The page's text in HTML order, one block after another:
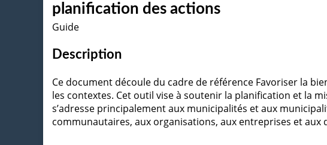
planification des actions
Guide
Description
Ce document découle du cadre de référence Favoriser la
les contextes. Cet outil vise à soutenir la planification et la
s’adresse principalement aux municipalités et aux
communautaires, aux organisations, aux entreprises et aux